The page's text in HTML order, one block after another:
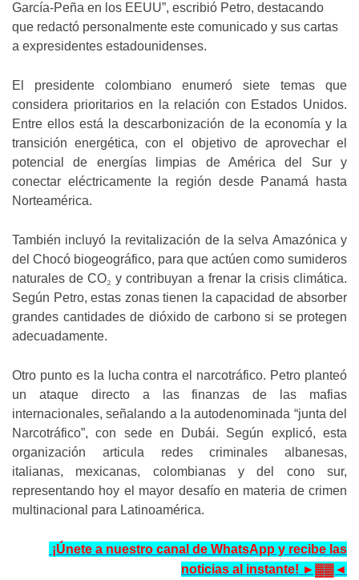
García-Peña en los EEUU”, escribió Petro, destacando
que redactó personalmente este comunicado y sus cartas
a expresidentes estadounidenses.
El presidente colombiano enumeró siete temas que
considera prioritarios en la relación con Estados Unidos.
Entre ellos está la descarbonización de la economía y la
transición energética, con el objetivo de aprovechar el
potencial de energías limpias de América del Sur y
conectar eléctricamente la región desde Panamá hasta
Norteamérica.
También incluyó la revitalización de la selva Amazónica y
del Chocó biogeográfico, para que actúen como sumideros
naturales de CO₂ y contribuyan a frenar la crisis climática.
Según Petro, estas zonas tienen la capacidad de absorber
grandes cantidades de dióxido de carbono si se protegen
adecuadamente.
Otro punto es la lucha contra el narcotráfico. Petro planteó
un ataque directo a las finanzas de las mafias
internacionales, señalando a la autodenominada “junta del
Narcotráfico”, con sede en Dubái. Según explicó, esta
organización articula redes criminales albanesas,
italianas, mexicanas, colombianas y del cono sur,
representando hoy el mayor desafío en materia de crimen
multinacional para Latinoamérica.
¡Únete a nuestro canal de WhatsApp y recibe las
noticias al instante! ►▓▓◄